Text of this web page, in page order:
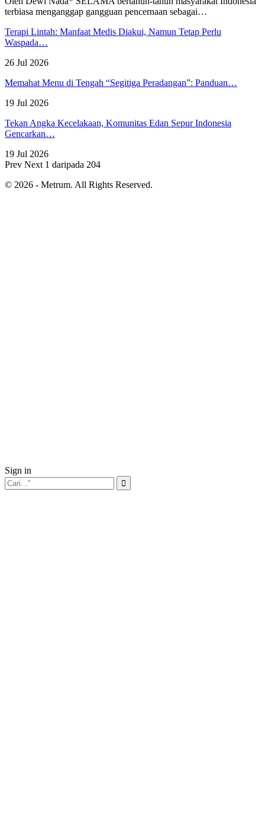
terbiasa menganggap gangguan pencernaan sebagai…
Terapi Lintah: Manfaat Medis Diakui, Namun Tetap Perlu
Waspada…
26 Jul 2026
Memahat Menu di Tengah “Segitiga Peradangan”: Panduan…
19 Jul 2026
Tekan Angka Kecelakaan, Komunitas Edan Sepur Indonesia
Gencarkan…
19 Jul 2026
Prev Next 1 daripada 204
© 2026 - Metrum. All Rights Reserved.
Sign in